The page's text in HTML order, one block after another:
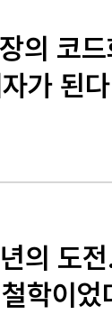
의 코
가 된다
의 도
학이었